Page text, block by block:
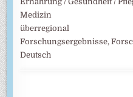
Medizin
überregional
Forschungsergebnisse,
Deutsch